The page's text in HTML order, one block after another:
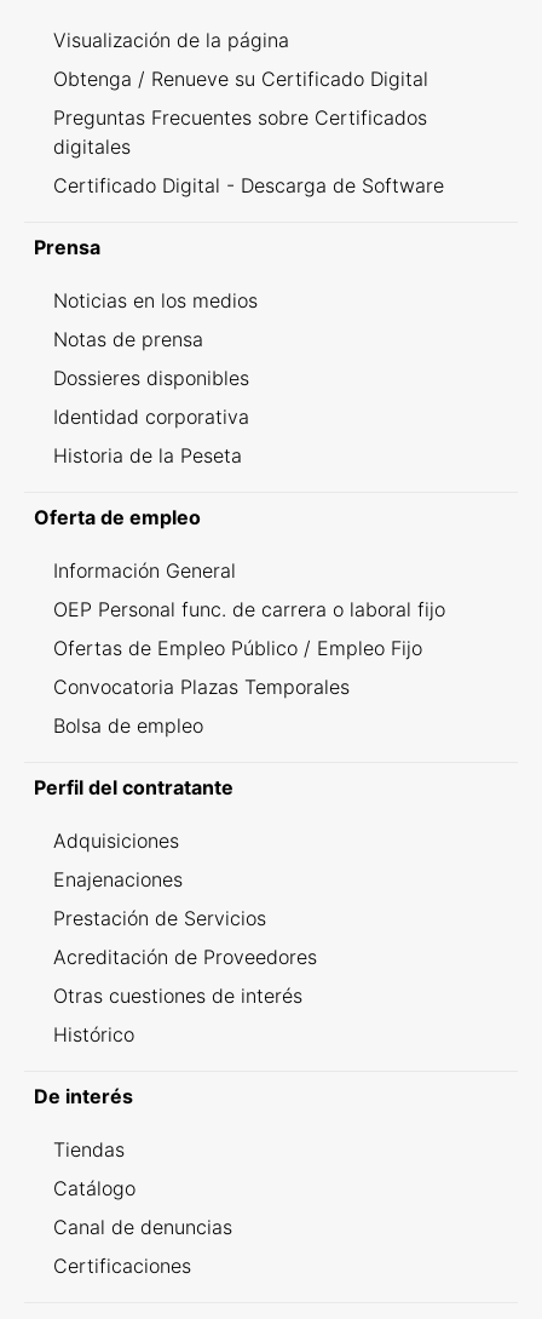
Visualización de la página
Obtenga / Renueve su Certificado Digital
Preguntas Frecuentes sobre Certificados
digitales
Certificado Digital - Descarga de Software
Prensa
Noticias en los medios
Notas de prensa
Dossieres disponibles
Identidad corporativa
Historia de la Peseta
Oferta de empleo
Información General
OEP Personal func. de carrera o laboral fijo
Ofertas de Empleo Público / Empleo Fijo
Convocatoria Plazas Temporales
Bolsa de empleo
Perfil del contratante
Adquisiciones
Enajenaciones
Prestación de Servicios
Acreditación de Proveedores
Otras cuestiones de interés
Histórico
De interés
Tiendas
Catálogo
Canal de denuncias
Certificaciones